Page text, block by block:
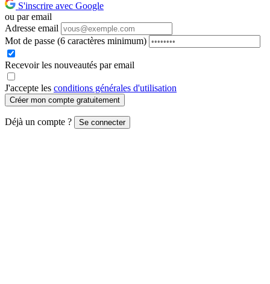
S'inscrire avec Google
ou par email
Adresse email
Mot de passe (6 caractères minimum)
Recevoir les nouveautés par email
J'accepte les conditions générales d'utilisation
Créer mon compte gratuitement
Déjà un compte ? Se connecter